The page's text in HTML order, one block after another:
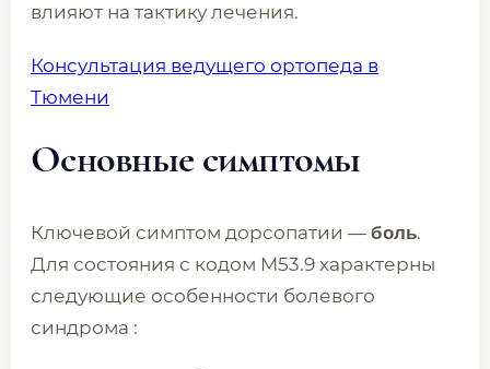
влияют на тактику лечения.
Консультация ведущего ортопеда в
Тюмени
Основные симптомы
Ключевой симптом дорсопатии — боль.
Для состояния с кодом M53.9 характерны
следующие особенности болевого
синдрома :